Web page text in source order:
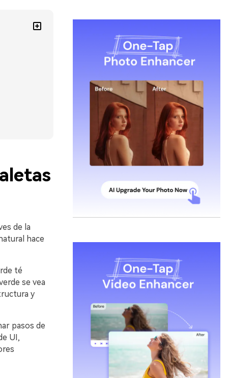
de la
hace
té
se vea
y
pasos de
UI,